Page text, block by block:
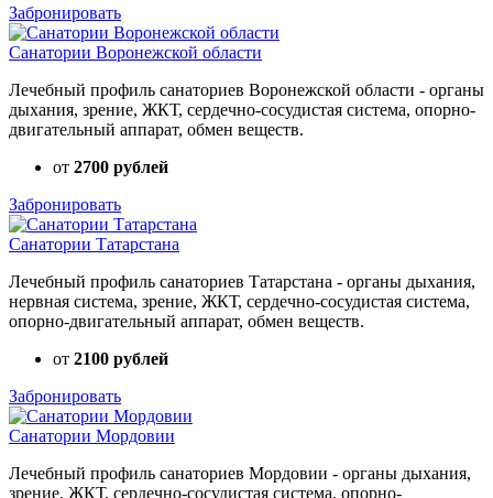
Забронировать
Санатории Воронежской области
Лечебный профиль санаториев Воронежской области - органы
дыхания, зрение, ЖКТ, сердечно-сосудистая система, опорно-
двигательный аппарат, обмен веществ.
от 2700 рублей
Забронировать
Санатории Татарстана
Лечебный профиль санаториев Татарстана - органы дыхания,
нервная система, зрение, ЖКТ, сердечно-сосудистая система,
опорно-двигательный аппарат, обмен веществ.
от 2100 рублей
Забронировать
Санатории Мордовии
Лечебный профиль санаториев Мордовии - органы дыхания,
зрение, ЖКТ, сердечно-сосудистая система, опорно-